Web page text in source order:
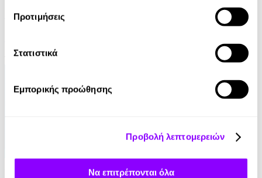
Προτιμήσεις
Στατιστικά
Εμπορικής προώθησης
Προβολή λεπτομερειών
Να επιτρέπονται όλα
Μην το διαδώσεις
10.99€
• 1 Credit